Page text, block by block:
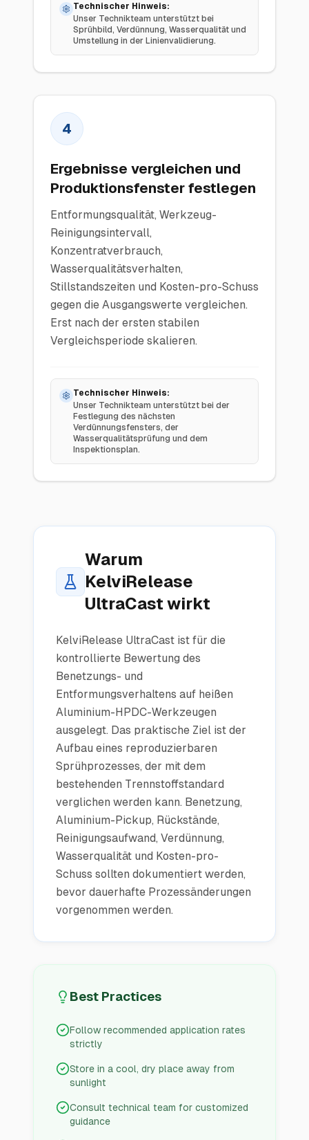
Technischer Hinweis:
Unser Technikteam unterstützt bei
Sprühbild, Verdünnung, Wasserqualität und
Umstellung in der Linienvalidierung.
4
Ergebnisse vergleichen und
Produktionsfenster festlegen
Entformungsqualität, Werkzeug-
Reinigungsintervall,
Konzentratverbrauch,
Wasserqualitätsverhalten,
Stillstandszeiten und Kosten-pro-Schuss
gegen die Ausgangswerte vergleichen.
Erst nach der ersten stabilen
Vergleichsperiode skalieren.
Technischer Hinweis:
Unser Technikteam unterstützt bei der
Festlegung des nächsten
Verdünnungsfensters, der
Wasserqualitätsprüfung und dem
Inspektionsplan.
Warum
KelviRelease
UltraCast wirkt
KelviRelease UltraCast ist für die
kontrollierte Bewertung des
Benetzungs- und
Entformungsverhaltens auf heißen
Aluminium-HPDC-Werkzeugen
ausgelegt. Das praktische Ziel ist der
Aufbau eines reproduzierbaren
Sprühprozesses, der mit dem
bestehenden Trennstoffstandard
verglichen werden kann. Benetzung,
Aluminium-Pickup, Rückstände,
Reinigungsaufwand, Verdünnung,
Wasserqualität und Kosten-pro-
Schuss sollten dokumentiert werden,
bevor dauerhafte Prozessänderungen
vorgenommen werden.
Best Practices
Follow recommended application rates
strictly
Store in a cool, dry place away from
sunlight
Consult technical team for customized
guidance